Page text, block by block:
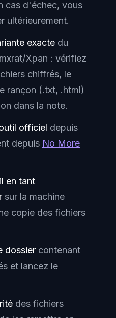
cas d'échec, vous
ultérieurement.
exacte du
Xpan : vérifiez
chiffrés, le
rançon (.txt, .html)
dans la note.
officiel depuis
depuis No More
en tant
sur la machine
copie des fichiers
dossier contenant
et lancez le
des fichiers